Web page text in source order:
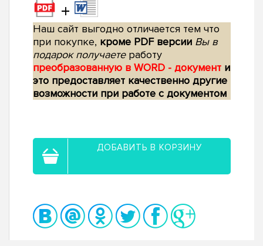
+
Наш сайт выгодно отличается тем что
при покупке, кроме PDF версии Вы в
подарок получаетеработу
преобразованную в WORD - документ и
это предоставляет качественно другие
возможности при работе с документом
ДОБАВИТЬ В КОРЗИНУ